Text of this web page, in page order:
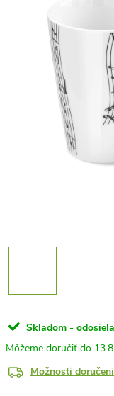
Skladom -
Možnosti